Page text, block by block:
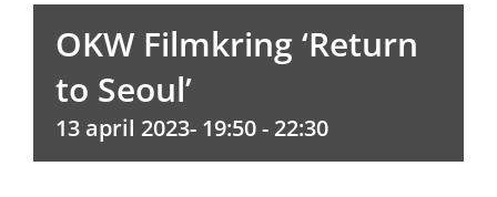
Nieuwsbrieven
Contact
OKW Filmkring ‘Return
to Seoul’
13 april 2023- 19:50- 22:30